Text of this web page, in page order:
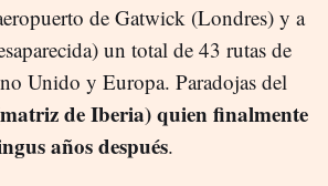
de Gatwick (Londres) y a
un total de 43 rutas de
Unido y Europa. Paradojas del
de Iberia) quien finalmente
años después.